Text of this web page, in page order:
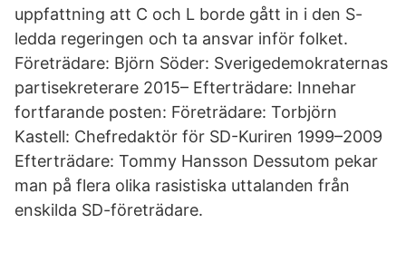
uppfattning att C och L borde gått in i den S-
ledda regeringen och ta ansvar inför folket.
Företrädare: Björn Söder: Sverigedemokraternas
partisekreterare 2015– Efterträdare: Innehar
fortfarande posten: Företrädare: Torbjörn
Kastell: Chefredaktör för SD-Kuriren 1999–2009
Efterträdare: Tommy Hansson Dessutom pekar
man på flera olika rasistiska uttalanden från
enskilda SD-företrädare.